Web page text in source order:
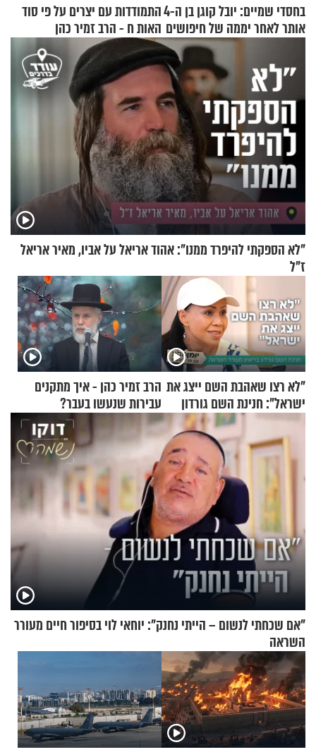
בחסדי שמיים: יובל קוגן בן ה-4
אותר לאחר יממה של חיפושים
התמודדות עם יצרים על פי סוד
האות ח - הרב זמיר כהן
"לא הספקתי להיפרד ממנו": אהוד אריאל על אביו, מאיר אריאל
ז"ל
"לא רצו שאהבת השם ייצג את
ישראל": חנינת השם גורדון
בריאיון מעורר השראה
הרב זמיר כהן - איך מתקנים
עבירות שנעשו בעבר?
"אם שכחתי לנשום – הייתי נחנק": יוחאי לוי בסיפור חיים מעורר
השראה